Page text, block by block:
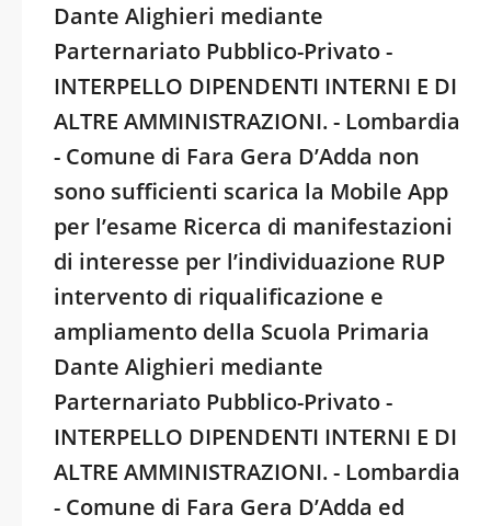
Dante Alighieri mediante
Parternariato Pubblico-Privato -
INTERPELLO DIPENDENTI INTERNI E DI
ALTRE AMMINISTRAZIONI. - Lombardia
- Comune di Fara Gera D’Adda non
sono sufficienti scarica la Mobile App
per l’esame Ricerca di manifestazioni
di interesse per l’individuazione RUP
intervento di riqualificazione e
ampliamento della Scuola Primaria
Dante Alighieri mediante
Parternariato Pubblico-Privato -
INTERPELLO DIPENDENTI INTERNI E DI
ALTRE AMMINISTRAZIONI. - Lombardia
- Comune di Fara Gera D’Adda ed